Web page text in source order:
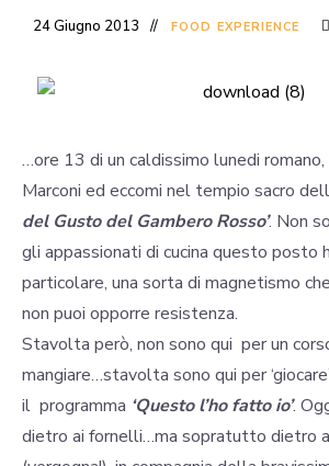
24 Giugno 2013 FOOD EXPERIENCE
…ore 13 di un caldissimo lunedi
Marconi ed eccomi nel tempio sacro
del Gusto del Gambero Rosso’. Non
gli appassionati di cucina questo posto
particolare, una sorta di magnetismo
non puoi opporre resistenza.
Stavolta però, non sono qui per un
mangiare…stavolta sono qui per
il programma ‘Questo l’ho fatto io’.
dietro ai fornelli…ma sopratutto dietro